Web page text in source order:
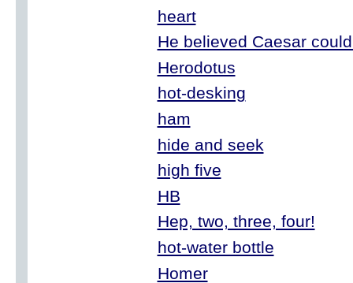
heart
He believed Caesar
Herodotus
hot-desking
ham
hide and seek
high five
HB
Hep, two, three, four!
hot-water bottle
Homer